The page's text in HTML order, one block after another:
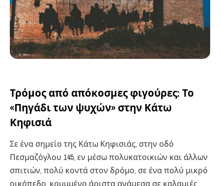
Τρόμος από απόκοσμες φιγούρες: Το
«Πηγάδι των ψυχών» στην Κάτω
Κηφισιά
Σε ένα σημείο της Κάτω Κηφισιάς, στην οδό
Πεσμαζόγλου 145, εν μέσω πολυκατοικιών και άλλων
σπιτιών, πολύ κοντά στον δρόμο, σε ένα πολύ μικρό
οικόπεδο, κρυμμένο άριστα ανάμεσα σε καλαμιές